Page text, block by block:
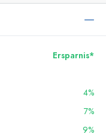
Ersparnis*
4%
7%
9%